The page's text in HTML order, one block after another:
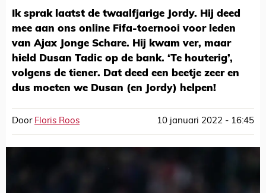
Ik sprak laatst de twaalfjarige Jordy. Hij deed
mee aan ons online Fifa-toernooi voor leden
van Ajax Jonge Schare. Hij kwam ver, maar
hield Dusan Tadic op de bank. ‘Te houterig’,
volgens de tiener. Dat deed een beetje zeer en
dus moeten we Dusan (en Jordy) helpen!
Door Floris Roos 10 januari 2022 - 16:45